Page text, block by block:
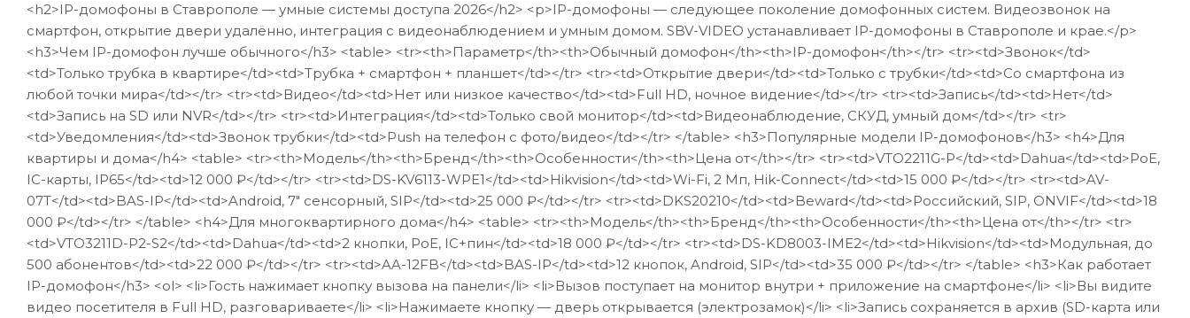
<h2>IP-домофоны в Ставрополе — умные системы доступа 2026</h2> <p>IP-домофоны — следующее поколение домофонных систем. Видеозвонок на
смартфон, открытие двери удалённо, интеграция с видеонаблюдением и умным домом. SBV-VIDEO устанавливает IP-домофоны в Ставрополе и крае.</p>
<h3>Чем IP-домофон лучше обычного</h3> <table> <tr><th>Параметр</th><th>Обычный домофон</th><th>IP-домофон</th></tr> <tr><td>Звонок</td>
<td>Только трубка в квартире</td><td>Трубка + смартфон + планшет</td></tr> <tr><td>Открытие двери</td><td>Только с трубки</td><td>Со смартфона из
любой точки мира</td></tr> <tr><td>Видео</td><td>Нет или низкое качество</td><td>Full HD, ночное видение</td></tr> <tr><td>Запись</td><td>Нет</td>
<td>Запись на SD или NVR</td></tr> <tr><td>Интеграция</td><td>Только свой монитор</td><td>Видеонаблюдение, СКУД, умный дом</td></tr> <tr>
<td>Уведомления</td><td>Звонок трубки</td><td>Push на телефон с фото/видео</td></tr> </table> <h3>Популярные модели IP-домофонов</h3> <h4>Для
квартиры и дома</h4> <table> <tr><th>Модель</th><th>Бренд</th><th>Особенности</th><th>Цена от</th></tr> <tr><td>VTO2211G-P</td><td>Dahua</td><td>PoE,
IC-карты, IP65</td><td>12 000 ₽</td></tr> <tr><td>DS-KV6113-WPE1</td><td>Hikvision</td><td>Wi-Fi, 2 Мп, Hik-Connect</td><td>15 000 ₽</td></tr> <tr><td>AV-
07T</td><td>BAS-IP</td><td>Android, 7" сенсорный, SIP</td><td>25 000 ₽</td></tr> <tr><td>DKS20210</td><td>Beward</td><td>Российский, SIP, ONVIF</td><td>18
000 ₽</td></tr> </table> <h4>Для многоквартирного дома</h4> <table> <tr><th>Модель</th><th>Бренд</th><th>Особенности</th><th>Цена от</th></tr> <tr>
<td>VTO3211D-P2-S2</td><td>Dahua</td><td>2 кнопки, PoE, IC+пин</td><td>18 000 ₽</td></tr> <tr><td>DS-KD8003-IME2</td><td>Hikvision</td><td>Модульная, до
500 абонентов</td><td>22 000 ₽</td></tr> <tr><td>AA-12FB</td><td>BAS-IP</td><td>12 кнопок, Android, SIP</td><td>35 000 ₽</td></tr> </table> <h3>Как работает
IP-домофон</h3> <ol> <li>Гость нажимает кнопку вызова на панели</li> <li>Вызов поступает на монитор внутри + приложение на смартфоне</li> <li>Вы видите
видео посетителя в Full HD, разговариваете</li> <li>Нажимаете кнопку — дверь открывается (электрозамок)</li> <li>Запись сохраняется в архив (SD-карта или